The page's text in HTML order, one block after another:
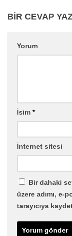
BIR CEVAP
Yorum
İsim *
İnternet sitesi
Bir dahaki
üzere adımı, e-
tarayıcıya